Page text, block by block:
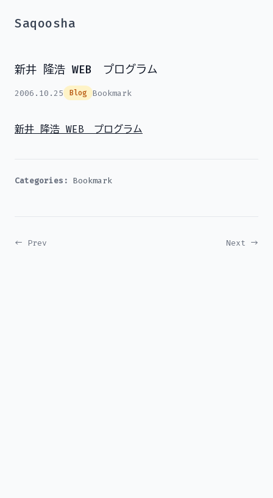
Saqoosha
新井 隆浩 WEB プログラム
2006.10.25 Blog Bookmark
新井 隆浩 WEB プログラム
Categories: Bookmark
← Prev Next →